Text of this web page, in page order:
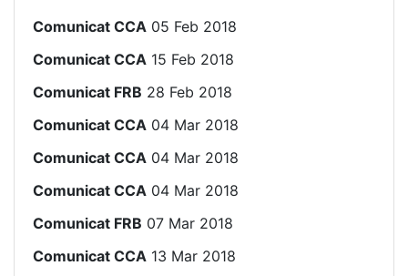
Comunicat CCA 05 Feb 2018
Comunicat CCA 15 Feb 2018
Comunicat FRB 28 Feb 2018
Comunicat CCA 04 Mar 2018
Comunicat CCA 04 Mar 2018
Comunicat CCA 04 Mar 2018
Comunicat FRB 07 Mar 2018
Comunicat CCA 13 Mar 2018